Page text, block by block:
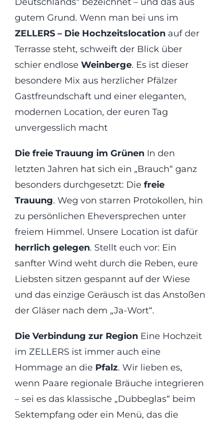
gutem Grund. Wenn man bei uns im
ZELLERS – Die Hochzeitslocation auf der
Terrasse steht, schweift der Blick über
schier endlose Weinberge. Es ist dieser
besondere Mix aus herzlicher Pfälzer
Gastfreundschaft und einer eleganten,
modernen Location, der euren Tag
unvergesslich macht
Die freie Trauung im Grünen In den
letzten Jahren hat sich ein „Brauch“ ganz
besonders durchgesetzt: Die freie
Trauung. Weg von starren Protokollen, hin
zu persönlichen Eheversprechen unter
freiem Himmel. Unsere Location ist dafür
herrlich gelegen. Stellt euch vor: Ein
sanfter Wind weht durch die Reben, eure
Liebsten sitzen gespannt auf der Wiese
und das einzige Geräusch ist das Anstoßen
der Gläser nach dem „Ja-Wort“.
Die Verbindung zur Region Eine Hochzeit
im ZELLERS ist immer auch eine
Hommage an die Pfalz. Wir lieben es,
wenn Paare regionale Bräuche integrieren
– sei es das klassische „Dubbeglas“ beim
Sektempfang oder ein Menü, das die